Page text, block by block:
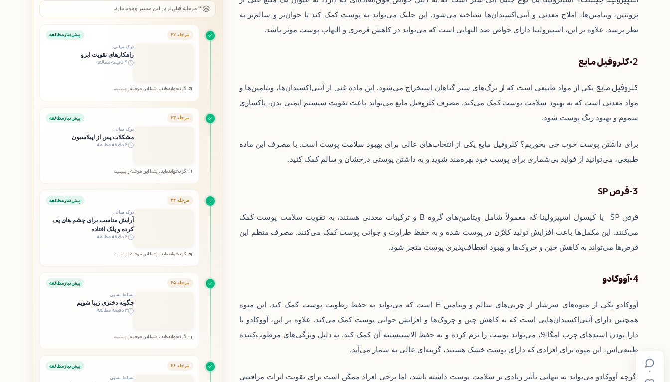
پروتئین، ویتامین‌ها، املاح معدنی و آنتی‌اکسیدان‌ها شناخته می‌شود. این جلبک می‌تواند به پوست کمک کند تا جوان‌تر و سالم‌تر به
نظر برسد. علاوه بر این، اسپیرولینا دارای خواص ضد التهابی است که می‌تواند در کاهش قرمزی و التهاب پوست موثر باشد.
2-کلروفیل مایع
کلروفیل مایع یکی از مواد طبیعی است که از برگ‌های سبز گیاهان استخراج می‌شود. این ماده غنی از آنتی‌اکسیدان‌ها، ویتامین‌ها و
مواد معدنی است که به بهبود سلامت پوست کمک می‌کند. مصرف کلروفیل مایع می‌تواند باعث تقویت سیستم ایمنی بدن، پاکسازی
سموم و بهبود رنگ پوست شود.
برای داشتن پوست خوب چی بخوریم؟ کلروفیل مایع یکی از انتخاب‌های عالی برای بهبود سلامت پوست است. با مصرف این ماده
طبیعی، می‌توانید از فواید بی‌شماری برای پوست خود بهره‌مند شوید و به داشتن پوستی درخشان و سالم کمک کنید.
3-قرص SP
قرص‌ SP
یا کپسول اسپیرولینا که معمولاً شامل ویتامین‌های گروه B و ترکیبات معدنی هستند، به تقویت سلامت پوست کمک
می‌کنند. این مکمل‌ها باعث افزایش تولید کلاژن در پوست شده و به حفظ طراوت و جوانی پوست کمک می‌کنند. مصرف منظم این
قرص‌ها می‌تواند به کاهش چین و چروک‌ها و بهبود انعطاف‌پذیری پوست منجر شود.
4-آووکادو
آووکادو یکی از میوه‌های سرشار از چربی‌های سالم و ویتامین E است که می‌تواند به حفظ رطوبت پوست کمک کند. این میوه
همچنین دارای آنتی‌اکسیدان‌هایی است که به کاهش چین و چروک‌ها و افزایش جوانی پوست کمک می‌کند. علاوه بر این، آووکادو با
دارا بودن اسیدهای چرب امگا-9، می‌تواند پوست را نرم کرده و به حفظ الاستیسیته آن کمک کند. به دلیل ویژگی‌های مرطوب‌کننده
طبیعی‌اش، این میوه برای افرادی که دارای پوست خشک هستند، گزینه‌ای عالی به شمار می‌آید.
اگرچه آووکادو می‌تواند به تنهایی تأثیر زیادی بر سلامت پوست داشته باشد، اما برخی افراد ممکن است برای تقویت اثرات مراقبتی
۲۱ مرحله قبلی‌تر در این مسیر وجود دارد.
مرحله ۲۲ پیش‌نیاز مطالعه
درک میانی
راهکارهای تقویت ابرو
۴ دقیقه مطالعه
اگر نخوانده‌اید، ابتدا این مرحله را ببینید
مرحله ۲۳ پیش‌نیاز مطالعه
درک میانی
مشکلات پس از اپیلاسیون
۶ دقیقه مطالعه
اگر نخوانده‌اید، ابتدا این مرحله را ببینید
مرحله ۲۴ پیش‌نیاز مطالعه
درک میانی
آرایش مناسب برای چشم های پف
کرده و پلک افتاده
۶ دقیقه مطالعه
اگر نخوانده‌اید، ابتدا این مرحله را ببینید
مرحله ۲۵ پیش‌نیاز مطالعه
تسلط نسبی
چگونه دختری زیبا شویم
۳ دقیقه مطالعه
اگر نخوانده‌اید، ابتدا این مرحله را ببینید
مرحله ۲۶ پیش‌نیاز مطالعه
تسلط نسبی
۰